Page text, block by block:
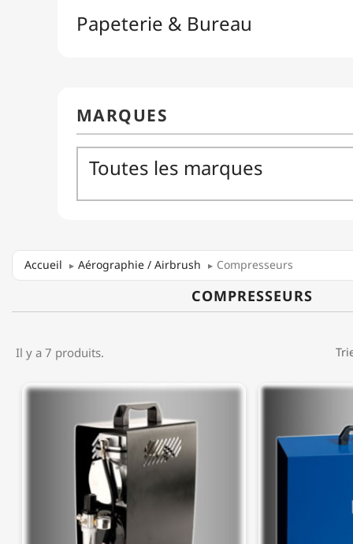
Accueil Aérographie / Airbrush Compresseurs
COMPRESSEURS
Il y a 7 produits.